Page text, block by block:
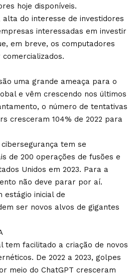
hoje disponíveis.
alta do interesse de investidores
interessadas em investir
em breve, os computadores
uma grande ameaça para o
e vêm crescendo nos últimos
o número de tentativas
cresceram 104% de 2022 para
tem se
de 200 operações de fusões e
Unidos em 2023. Para a
não deve parar por aí.
estágio inicial de
ser novos alvos de gigantes
tem facilitado a criação de novos
De 2022 a 2023, golpes
meio do ChatGPT cresceram